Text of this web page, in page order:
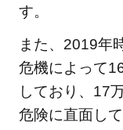
食糧
で苦
しむ
子ど
もを
す。
また、2019年
危機によって
しており、17
危険に直面して